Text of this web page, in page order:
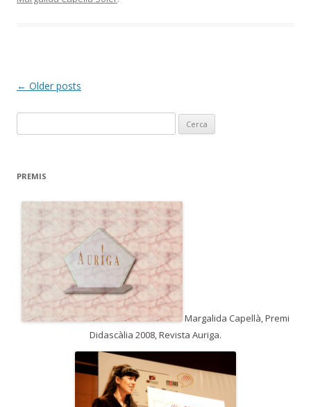
Post
← Older posts
e
c
PREMIS
Margalida Capellà, Premi
Didascàlia 2008, Revista Auriga.